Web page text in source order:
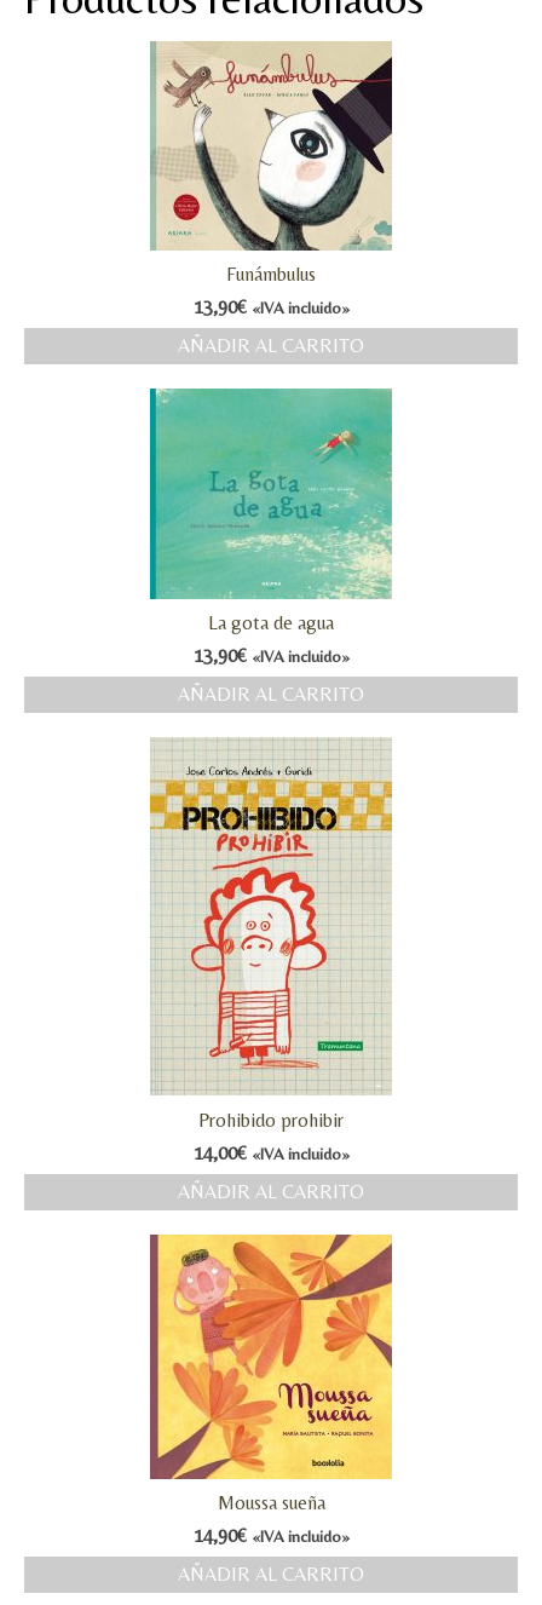
Funámbulus
13,90€ «IVA incluido»
AÑADIR AL CARRITO
La gota de agua
13,90€ «IVA incluido»
AÑADIR AL CARRITO
Prohibido prohibir
14,00€ «IVA incluido»
AÑADIR AL CARRITO
Moussa sueña
14,90€ «IVA incluido»
AÑADIR AL CARRITO